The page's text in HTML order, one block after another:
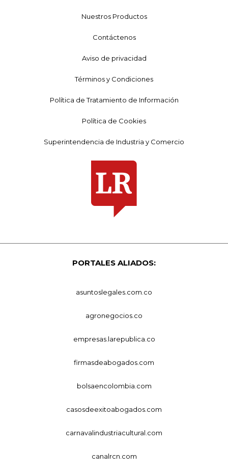
Nuestros Productos
Contáctenos
Aviso de privacidad
Términos y Condiciones
Política de Tratamiento de Información
Política de Cookies
Superintendencia de Industria y Comercio
PORTALES ALIADOS:
asuntoslegales.com.co
agronegocios.co
empresas.larepublica.co
firmasdeabogados.com
bolsaencolombia.com
casosdeexitoabogados.com
carnavalindustriacultural.com
canalrcn.com